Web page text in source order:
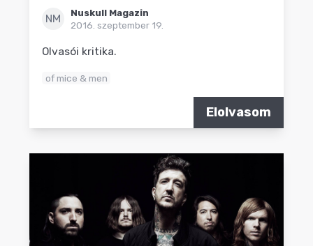
NM
Nuskull Magazin
2016. szeptember 19.
Olvasói kritika.
of mice & men
Elolvasom